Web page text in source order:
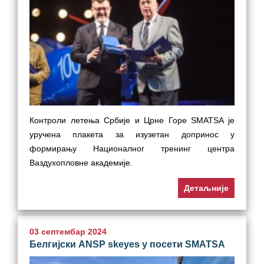
Контроли летења Србије и Црне Горе SMATSA је
уручена плакета за изузетан допринос у
формирању Националног тренинг центра
Ваздухопловне академије.
Детаљније
03 септембар 2024
Белгијски ANSP skeyes у посети SMATSA